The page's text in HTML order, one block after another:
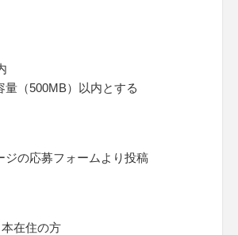
（500MB）以内とする
ジの応募フォームより投稿
在住の方